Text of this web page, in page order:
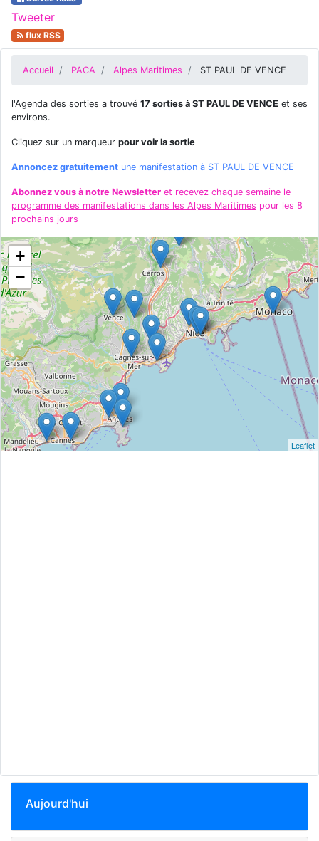
Tweeter
flux RSS
Accueil PACA Alpes Maritimes ST PAUL DE VENCE
l'Agenda des sorties a trouvé 17 sorties à ST PAUL DE VENCE et ses
environs.
Cliquez sur un marqueur pour voir la sortie
Annoncez gratuitement une manifestation à ST PAUL DE VENCE
Abonnez vous à notre Newsletter et recevez chaque semaine le
programme des manifestations dans les Alpes Maritimes pour les 8
prochains jours
+
−
Leaflet
Aujourd'hui